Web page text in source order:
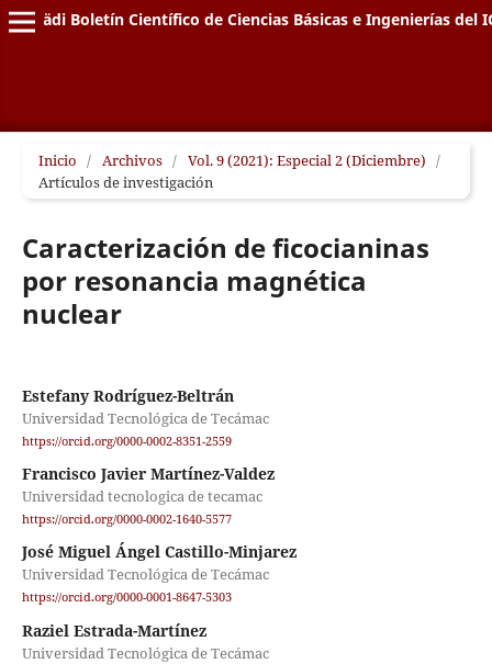
Pädi Boletín Científico de Ciencias Básicas e Ingenierías del
Inicio / Archivos / Vol. 9 (2021): Especial 2 (Diciembre) /
Artículos de investigación
Caracterización de ficocianinas
por resonancia magnética
nuclear
Estefany Rodríguez-Beltrán
Universidad Tecnológica de Tecámac
https://orcid.org/0000-0002-8351-2559
Francisco Javier Martínez-Valdez
Universidad tecnologica de tecamac
https://orcid.org/0000-0002-1640-5577
José Miguel Ángel Castillo-Minjarez
Universidad Tecnológica de Tecámac
https://orcid.org/0000-0001-8647-5303
Raziel Estrada-Martínez
Universidad Tecnológica de Tecámac